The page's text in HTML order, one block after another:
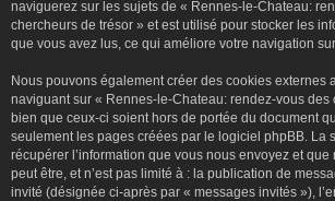
naviguerez sur les sujets de « Rennes-le-Chateau:
chercheurs de trésor » et est utilisé pour stocker les
que vous avez lus, ce qui améliore votre navigation
Nous pouvons également créer des cookies externes
naviguant sur « Rennes-le-Chateau: rendez-vous des
bien que ceux-ci soient hors de portée du document
seulement les pages créées par le logiciel phpBB. La
récupérer l’information que vous nous envoyez et que
peut être, et n’est pas limité à : la publication de
invité (désignée ci-après par « messages invités »),